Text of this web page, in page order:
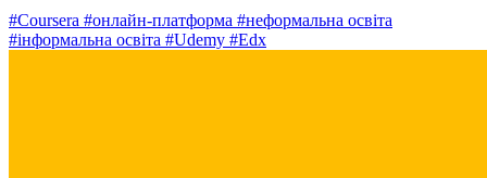
#Coursera #онлайн-платформа #неформальна освіта
#інформальна освіта #Udemy #Edx